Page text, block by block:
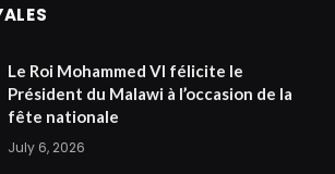
Le Roi Mohammed VI félicite le
Président du Malawi à l’occasion de la
fête nationale
July 6, 2026